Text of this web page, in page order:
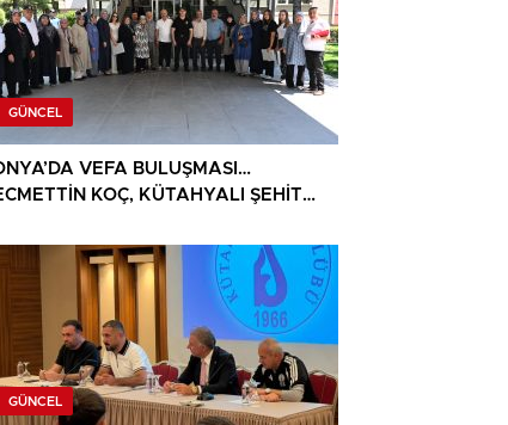
GÜNCEL
VEFA BULUŞMASI…
KOÇ, KÜTAHYALI ŞEHİT
GÜNCEL